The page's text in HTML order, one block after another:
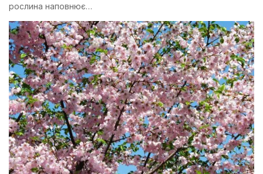
рослина наповнює…